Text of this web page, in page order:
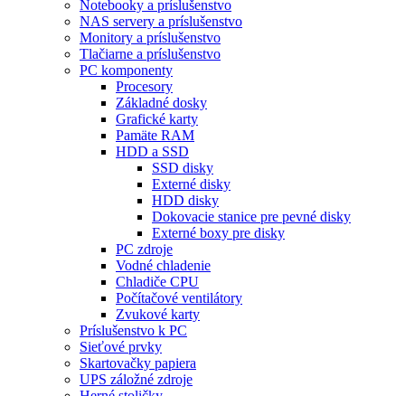
Notebooky a príslušenstvo
NAS servery a príslušenstvo
Monitory a príslušenstvo
Tlačiarne a príslušenstvo
PC komponenty
Procesory
Základné dosky
Grafické karty
Pamäte RAM
HDD a SSD
SSD disky
Externé disky
HDD disky
Dokovacie stanice pre pevné disky
Externé boxy pre disky
PC zdroje
Vodné chladenie
Chladiče CPU
Počítačové ventilátory
Zvukové karty
Príslušenstvo k PC
Sieťové prvky
Skartovačky papiera
UPS záložné zdroje